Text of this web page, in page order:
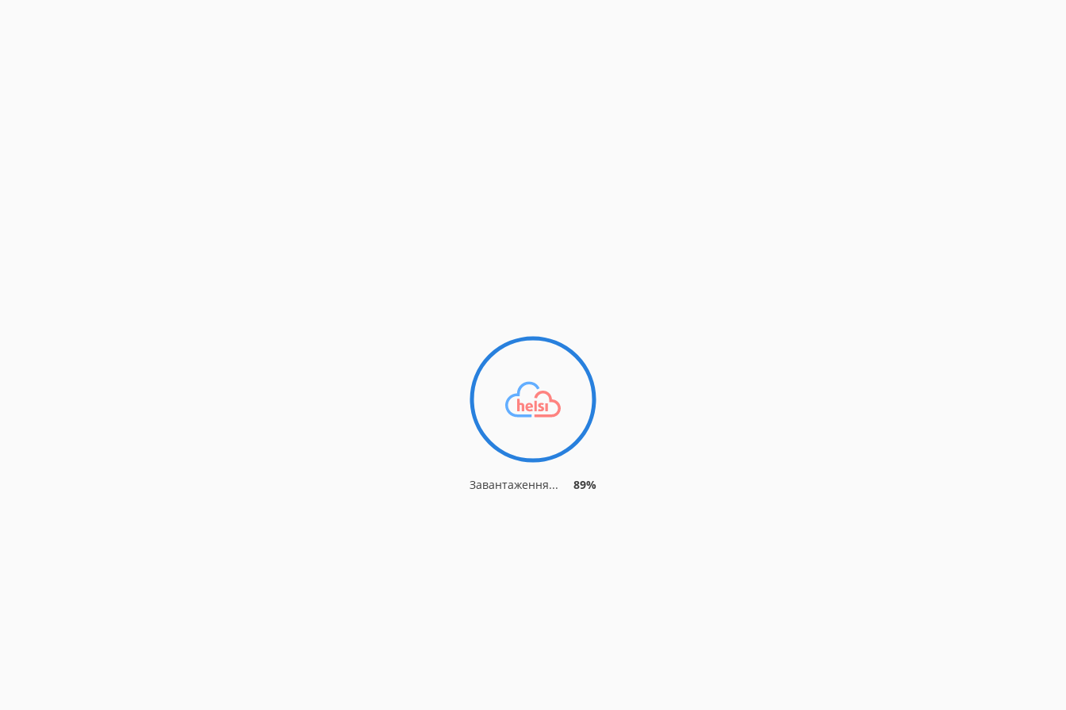
Завантаження... 93%